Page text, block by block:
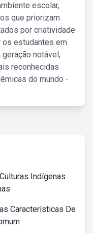
escolar,
que priorizam
por criatividade
os estudantes em
geração notável,
reconhecidas
do mundo -
Indígenas
Características De